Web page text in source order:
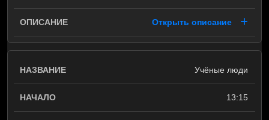
Открыть описание
Учёные люди
13:15